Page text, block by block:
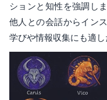
ションと知性を強調し
他人との会話からイン
学びや情報収集にも適し